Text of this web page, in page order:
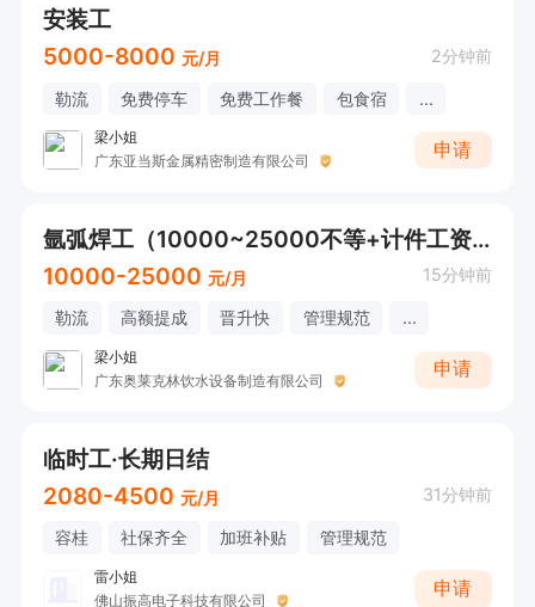
安装工
5000-8000 元/月 2分钟前
勒流 免费停车 免费工作餐 包食宿 ...
梁小姐
广东亚当斯金属精密制造有限公司
申请
氩弧焊工（10000~25000不等+计件工资+社保+工作餐）
10000-25000 元/月 15分钟前
勒流 高额提成 晋升快 管理规范 ...
梁小姐
广东奥莱克林饮水设备制造有限公司
申请
临时工·长期日结
2080-4500 元/月 31分钟前
容桂 社保齐全 加班补贴 管理规范
雷小姐
佛山振高电子科技有限公司
申请